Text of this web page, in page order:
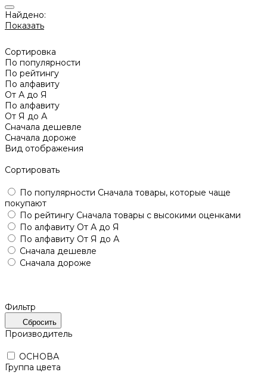
Найдено:
Показать
Сортировка
По популярности
По рейтингу
По алфавиту
От А до Я
По алфавиту
От Я до А
Сначала дешевле
Сначала дороже
Вид отображения
Сортировать
По популярности Сначала товары, которые чаще
покупают
По рейтингу Сначала товары с высокими оценками
По алфавиту От А до Я
По алфавиту От Я до А
Сначала дешевле
Сначала дороже
Фильтр
Сбросить
Производитель
ОСНОВА
Группа цвета